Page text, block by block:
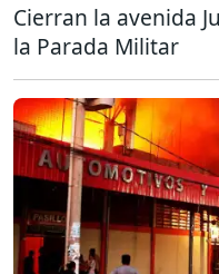
Cierran la avenida
la Parada Militar